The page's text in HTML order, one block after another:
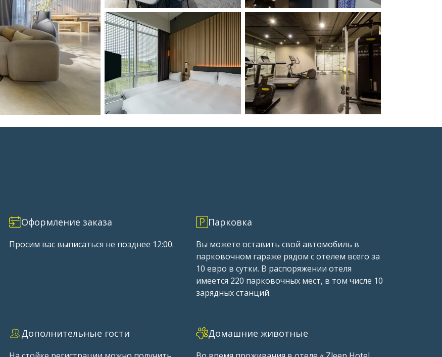
Оформление заказа
Просим вас выписаться не позднее 12:00.
Парковка
Вы можете оставить свой автомобиль в
парковочном гараже рядом с отелем всего за
10 евро в сутки. В распоряжении отеля
имеется 220 парковочных мест, в том числе 10
зарядных станций.
Дополнительные гости Домашние животные